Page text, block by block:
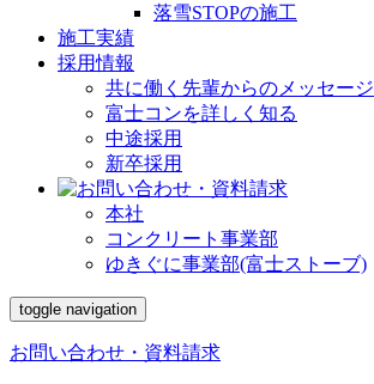
落雪STOPの施工
施工実績
採用情報
共に働く先輩からのメッセージ
富士コンを詳しく知る
中途採用
新卒採用
本社
コンクリート事業部
ゆきぐに事業部(富士ストーブ)
toggle navigation
お問い合わせ・資料請求